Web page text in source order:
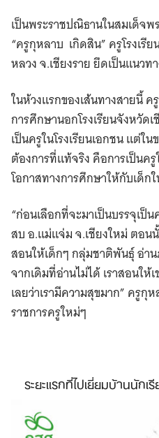
เป็นพระราชปณิธานในสมเด็จ
“ครูกุหลาบ เกิดสิน” ครูโรงเรี
หลวง จ.เชียงราย ยึดเป็นแนว
ในห้วงแรกของเส้นทางสายนี้
การศึกษานอกโรงเรียนจังหวัด
เป็นครูในโรงเรียนเอกชน แต่ใ
ต้องการที่แท้จริง คือการเป็นค
โอกาสทางการศึกษาให้กับเด็ก
“ก่อนเลือกที่จะมาเป็นบรรจุเป็
สบ อ.แม่แจ่ม จ.เชียงใหม่ ตอน
สอนให้เด็กๆ กลุ่มชาติพันธุ์ อ่า
จากเดิมที่อ่านไม่ได้ เราสอนใ
เลยว่าเรามีความสุขมาก” ครู
ราชการครูใหม่ๆ
ระยะแรกที่ไปเยี่ยมบ้านนักเ